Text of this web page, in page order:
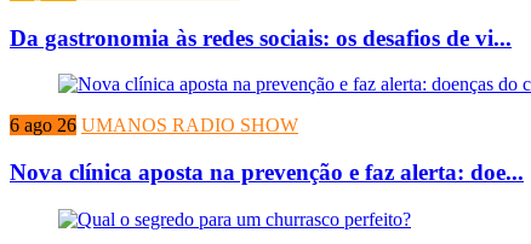
Da gastronomia às redes sociais: os desafios de vi...
6 ago 26 UMANOS RADIO SHOW
Nova clínica aposta na prevenção e faz alerta: doe...